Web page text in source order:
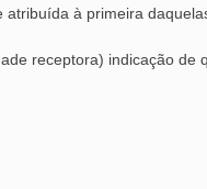
à primeira
receptora) indicação de